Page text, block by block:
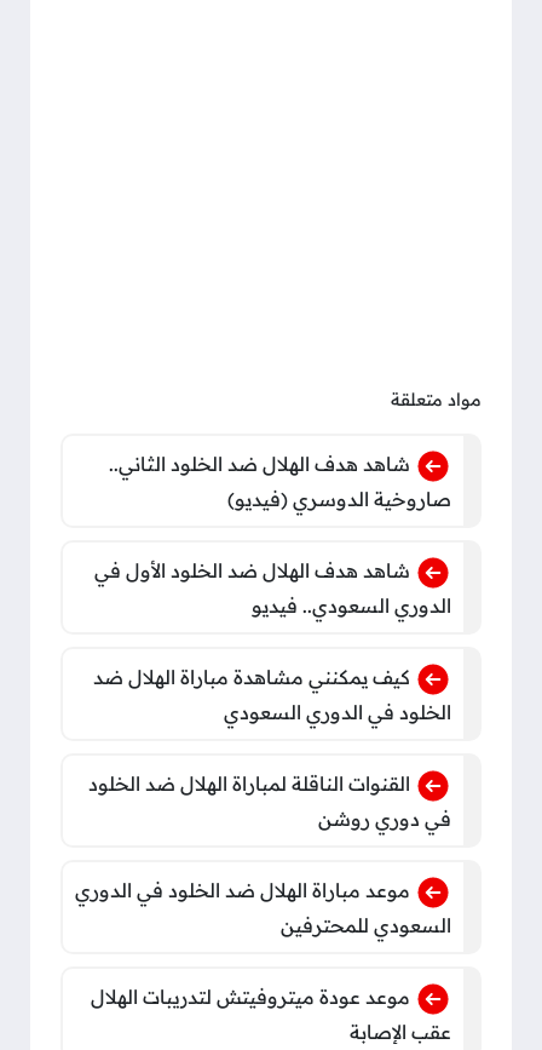
مواد متعلقة
شاهد هدف الهلال ضد الخلود الثاني..
صاروخية الدوسري (فيديو)
شاهد هدف الهلال ضد الخلود الأول في
الدوري السعودي.. فيديو
كيف يمكنني مشاهدة مباراة الهلال ضد
الخلود في الدوري السعودي
القنوات الناقلة لمباراة الهلال ضد الخلود
في دوري روشن
موعد مباراة الهلال ضد الخلود في الدوري
السعودي للمحترفين
موعد عودة ميتروفيتش لتدريبات الهلال
عقب الإصابة